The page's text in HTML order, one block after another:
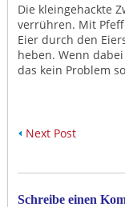
Die kleingehackte
verrühren. Mit
Eier durch den
heben. Wenn
das kein Problem
Next Post
Schreibe einen